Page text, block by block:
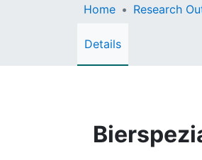
Home Research
Details